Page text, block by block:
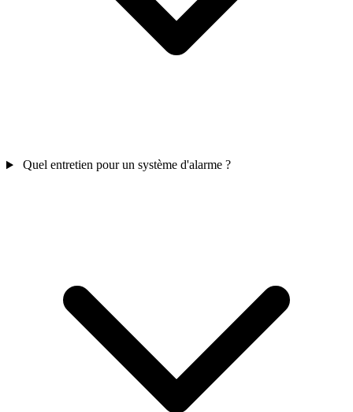
Quel entretien pour un système d'alarme ?